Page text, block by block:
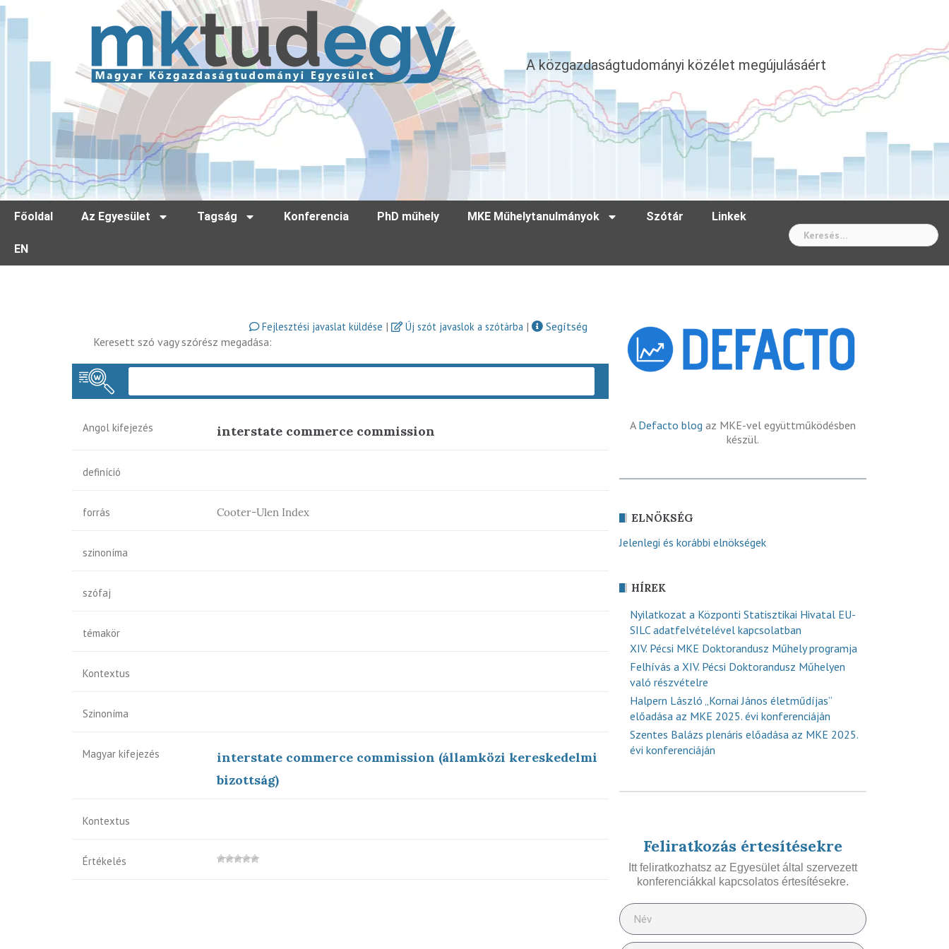
A közgazdaságtudományi közélet megújulásáért
Főoldal Az Egyesület Tagság Konferencia PhD műhely MKE Műhelytanulmányok Szótár Linkek
EN
Fejlesztési javaslat küldése | Új szót javaslok a szótárba |
Segítség
Keresett szó vagy szórész megadása:
Angol kifejezés interstate commerce commission
definíció
forrás Cooter-Ulen Index
szinoníma
szófaj
témakör
Kontextus
Szinoníma
Magyar kifejezés
interstate commerce commission (államközi kereskedelmi
bizottság)
Kontextus
Értékelés
A Defacto blog az MKE-vel együttműködésben
készül.
ELNÖKSÉG
Jelenlegi és korábbi elnökségek
HÍREK
Nyilatkozat a Központi Statisztikai Hivatal EU-
SILC adatfelvételével kapcsolatban
XIV. Pécsi MKE Doktorandusz Műhely programja
Felhívás a XIV. Pécsi Doktorandusz Műhelyen
való részvételre
Halpern László „Kornai János életműdíjas”
előadása az MKE 2025. évi konferenciáján
Szentes Balázs plenáris előadása az MKE 2025.
évi konferenciáján
Feliratkozás értesítésekre
Itt feliratkozhatsz az Egyesület által szervezett
konferenciákkal kapcsolatos értesítésekre.